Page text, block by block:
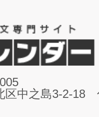
区中之島3-2-18